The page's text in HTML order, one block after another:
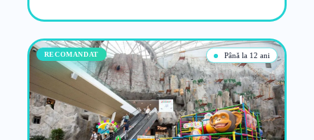
Până la 12 ani
RECOMANDAT